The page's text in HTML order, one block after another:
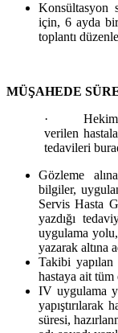
Konsültasyon
için, 6 ayda
toplantı
MÜŞAHEDE
·
Hekim
verilen
tedavileri
Gözleme
bilgiler,
Servis Hasta
yazdığı
uygulama
yazarak altına
Takibi
hastaya ait tüm
IV uygulama
yapıştırılarak
süresi,